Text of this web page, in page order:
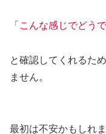
「 こんな感じでどう
と確認してくれるた
ません。
最初は不安かもしれ